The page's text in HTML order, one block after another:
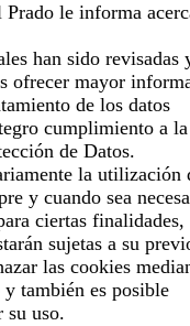
le informa
han sido revisadas
ofrecer mayor
de los datos
cumplimiento a la
de Datos.
la utilización
y cuando sea
ciertas finalidades,
sujetas a su
las cookies
también es posible
su uso.